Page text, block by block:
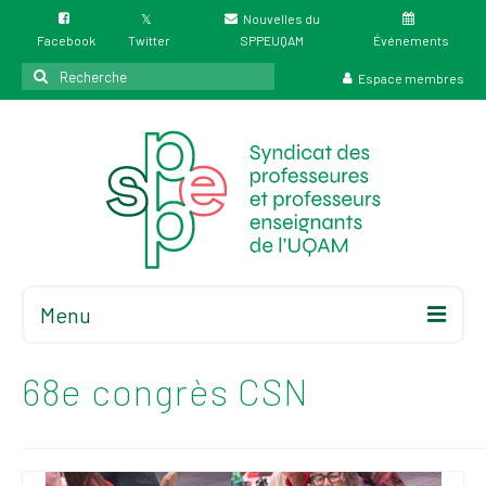
Facebook Twitter
Nouvelles du
SPPEUQAM
Événements
Rechercher
:
Espace membres
Menu
élections du 4 juin
68e congrès CSN